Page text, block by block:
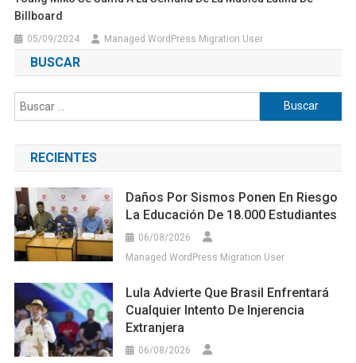
Billboard
05/09/2024 Managed WordPress Migration User
BUSCAR
Buscar:
RECIENTES
Daños Por Sismos Ponen En Riesgo
La Educación De 18.000 Estudiantes
06/08/2026
Managed WordPress Migration User
Lula Advierte Que Brasil Enfrentará
Cualquier Intento De Injerencia
Extranjera
06/08/2026